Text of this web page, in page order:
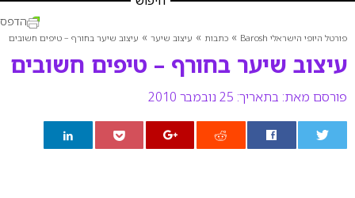
פורטל היופי הישראלי Barosh » כתבות » עיצוב שיער » עיצוב שיער בחורף – טיפים חשובים
עיצוב שיער בחורף – טיפים חשובים
פורסם מאת: בתאריך: 25 נובמבר 2010
הדפס